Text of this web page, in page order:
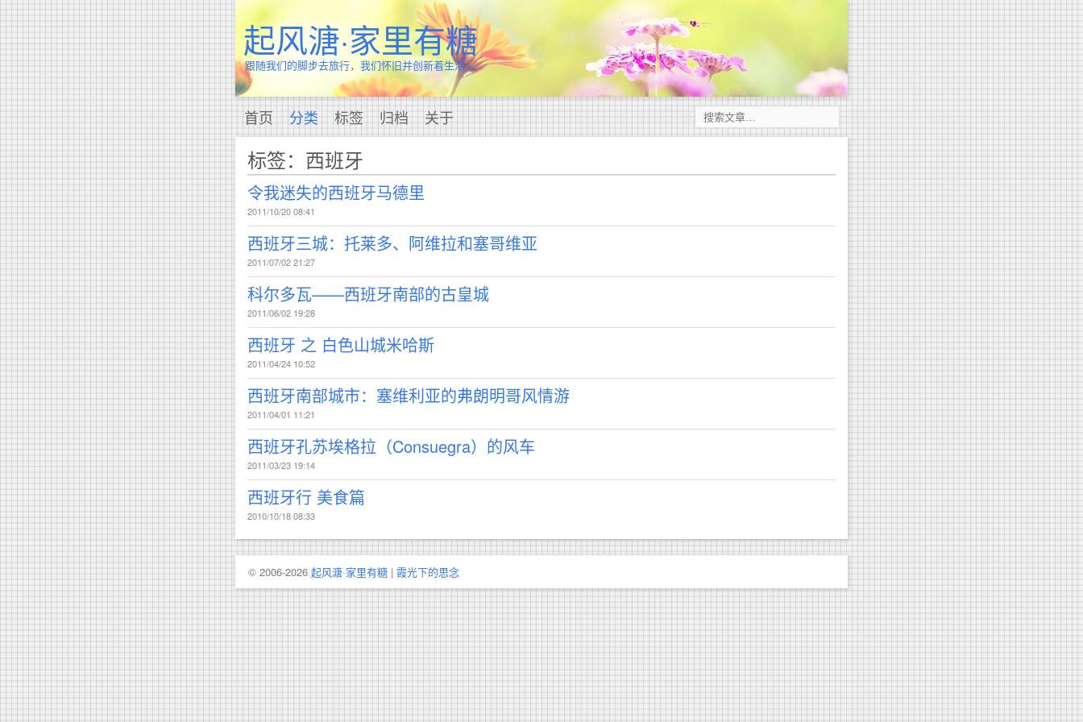
起风溏·家里有糖
跟随我们的脚步去旅行，我们怀旧并创新着生活…
首页 分类 标签 归档 关于
标签：西班牙
令我迷失的西班牙马德里
2011/10/20 08:41
西班牙三城：托莱多、阿维拉和塞哥维亚
2011/07/02 21:27
科尔多瓦——西班牙南部的古皇城
2011/06/02 19:28
西班牙 之 白色山城米哈斯
2011/04/24 10:52
西班牙南部城市：塞维利亚的弗朗明哥风情游
2011/04/01 11:21
西班牙孔苏埃格拉（Consuegra）的风车
2011/03/23 19:14
西班牙行 美食篇
2010/10/18 08:33
© 2006-2026 起风溏·家里有糖 | 霞光下的思念